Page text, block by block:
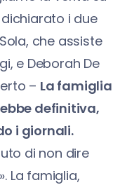
i due
che assiste
e Deborah De
– La famiglia
definitiva,
i giornali.
di non dire
La famiglia,